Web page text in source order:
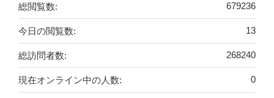
679236
総閲覧数:
13
今日の閲覧数:
268240
総訪問者数:
0
現在オンライン中の人数: